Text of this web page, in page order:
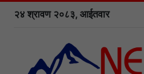
२४ श्रावण २०८३, आईतवार